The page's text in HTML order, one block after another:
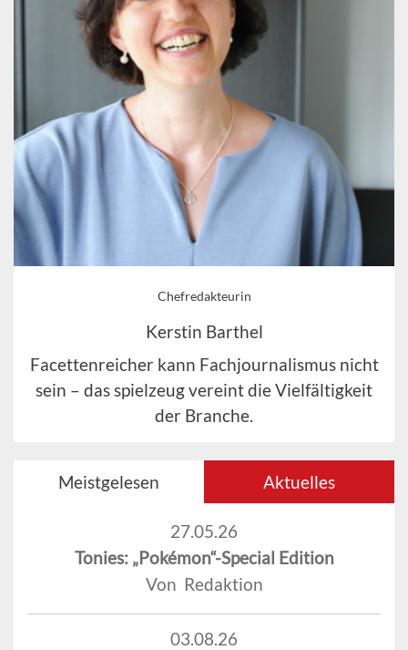
Chefredakteurin
Kerstin Barthel
Facettenreicher kann Fachjournalismus nicht
sein – das spielzeug vereint die Vielfältigkeit
der Branche.
Meistgelesen Aktuelles
27.05.26
Tonies: „Pokémon“-Special Edition
Von Redaktion
03.08.26